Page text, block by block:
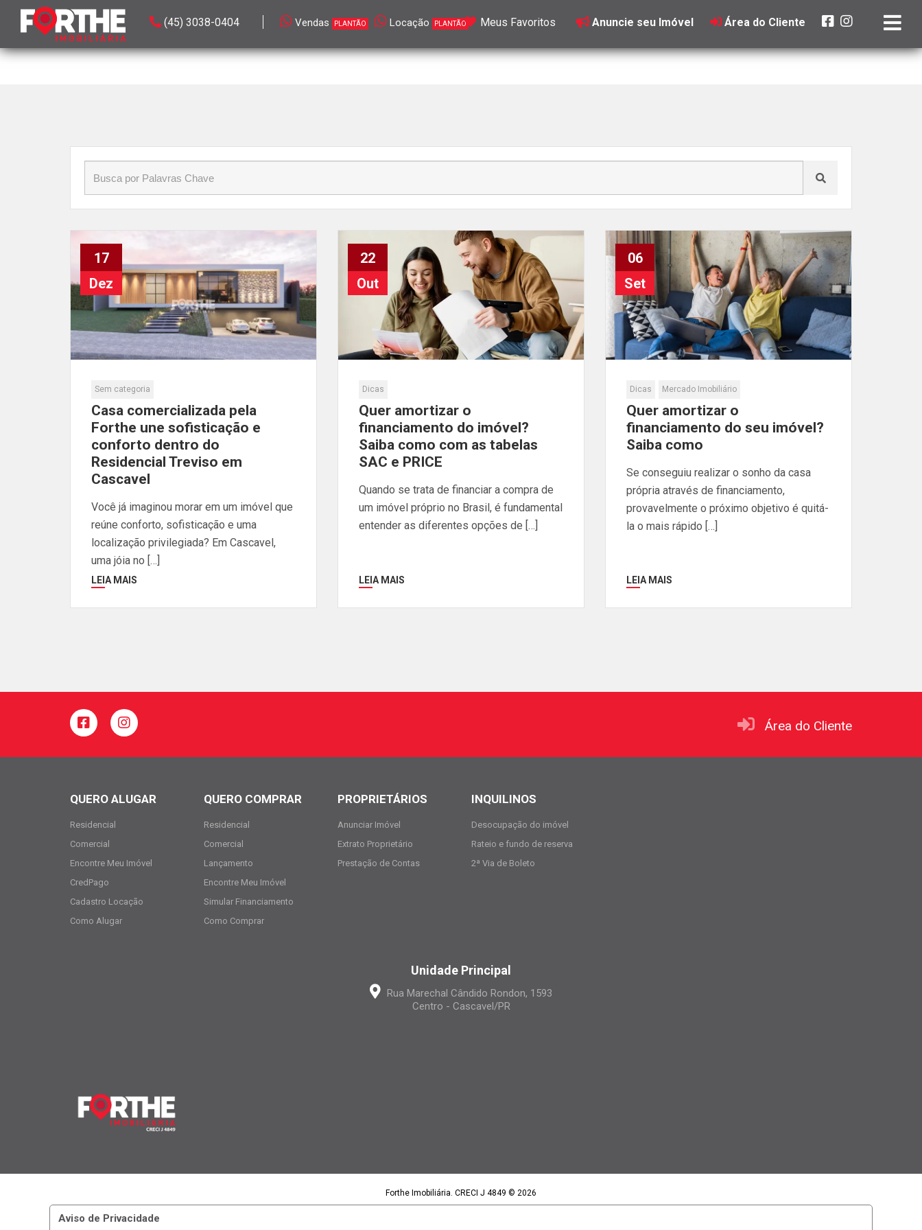
(45) 3038-0404 Vendas PLANTÃO Locação PLANTÃO Meus Favoritos Anuncie seu Imóvel Área do Cliente
Início »Blog» Amortização
Aviso de Privacidade
17
Dez
Sem categoria
Casa comercializada pela
Forthe une sofisticação e
conforto dentro do
Residencial Treviso em
Cascavel
Você já imaginou morar em um imóvel que
reúne conforto, sofisticação e uma
localização privilegiada? Em Cascavel,
uma jóia no […]
LEIA MAIS
22
Out
Dicas
Quer amortizar o
financiamento do imóvel?
Saiba como com as tabelas
SAC e PRICE
Quando se trata de financiar a compra de
um imóvel próprio no Brasil, é fundamental
entender as diferentes opções de […]
LEIA MAIS
06
Set
Dicas Mercado Imobiliário
Quer amortizar o
financiamento do seu imóvel?
Saiba como
Se conseguiu realizar o sonho da casa
própria através de financiamento,
provavelmente o próximo objetivo é quitá-
la o mais rápido […]
LEIA MAIS
Área do Cliente
QUERO ALUGAR
Residencial
Comercial
Encontre Meu Imóvel
CredPago
Cadastro Locação
Como Alugar
QUERO COMPRAR
Residencial
Comercial
Lançamento
Encontre Meu Imóvel
Simular Financiamento
Como Comprar
PROPRIETÁRIOS
Anunciar Imóvel
Extrato Proprietário
Prestação de Contas
INQUILINOS
Desocupação do imóvel
Rateio e fundo de reserva
2ª Via de Boleto
Unidade Principal
Rua Marechal Cândido Rondon, 1593
Centro - Cascavel/PR
Forthe Imobiliária. CRECI J 4849 © 2026
Forthe Imobiliária LTDA | CNPJ 15.395.886/0001-97